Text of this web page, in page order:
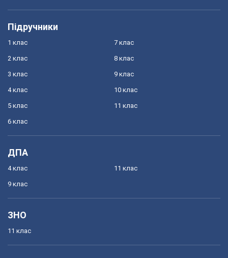
Підручники
1 клас
2 клас
3 клас
4 клас
5 клас
6 клас
7 клас
8 клас
9 клас
10 клас
11 клас
ДПА
4 клас
9 клас
11 клас
ЗНО
11 клас